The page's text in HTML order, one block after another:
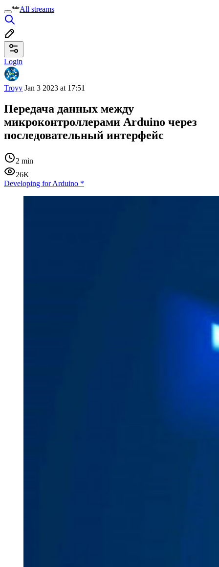
All streams
Login
Troyy Jan 3 2023 at 17:51
Передача данных между
микроконтроллерами Arduino через
последовательный интерфейс
2 min
26K
Developing for Arduino *